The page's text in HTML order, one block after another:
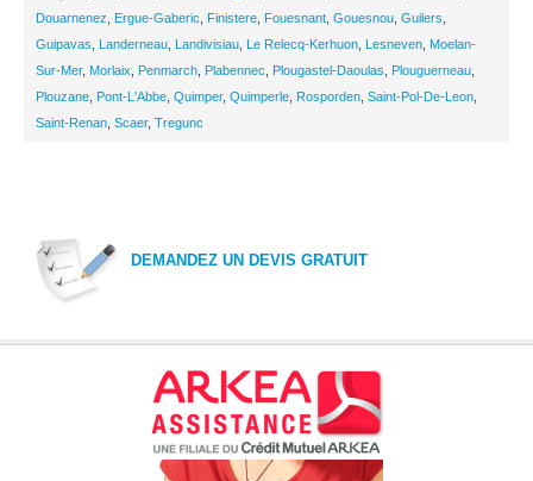
Douarnenez
Ergue-Gaberic Finistere Fouesnant Gouesnou Guilers
Guipavas
Landerneau Landivisiau Le Relecq-Kerhuon Lesneven Moelan-
Sur-Mer, Morlaix Penmarch Plabennec Plougastel-Daoulas Plouguerneau
Plouzane Pont-L'Abbe Quimper, Quimperle Rosporden Saint-Pol-De-Leon
Saint-Renan Scaer, Tregunc
DEMANDEZ UN DEVIS GRATUIT